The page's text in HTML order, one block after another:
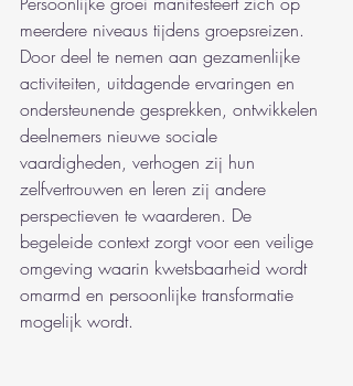
meerdere niveaus tijdens groepsreizen.
Door deel te nemen aan gezamenlijke
activiteiten, uitdagende ervaringen en
ondersteunende gesprekken, ontwikkelen
deelnemers nieuwe sociale
vaardigheden, verhogen zij hun
zelfvertrouwen en leren zij andere
perspectieven te waarderen. De
begeleide context zorgt voor een veilige
omgeving waarin kwetsbaarheid wordt
omarmd en persoonlijke transformatie
mogelijk wordt.